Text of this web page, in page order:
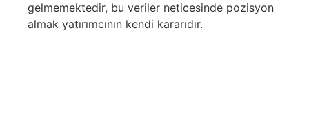
gelmemektedir, bu veriler neticesinde pozisyon
almak yatırımcının kendi kararıdır.